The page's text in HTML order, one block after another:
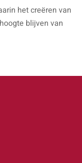
het creëren van
blijven van